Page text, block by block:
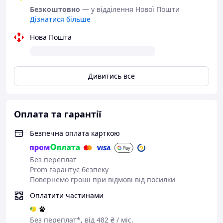
MR05-80x70-REVERSE:
Універсальна орієнтація —
можна вішати вертикально
REVERSE — реверсивний
дизайн подвійного
підсвічування
подвійна система освітлення
Яскраве освітлення — 60 LED
на метр, світловий потік 1950-
2000 Lm/м
Сенсорний перемикач «3 в 1»
— Anti-fog + керування +
димування
Технічні характеристики:
800x700 мм | Орієнтація:
універсальна (вертикальна/
Безкоштовно — у відділення Нової Пошти
Дізнатися більше
Нова Пошта
Дивитись все
Оплата та гарантії
Безпечна оплата карткою
Без переплат
Prom гарантує безпеку
Повернемо гроші при відмові від посилки
Оплатити частинами
Без переплат*, від 482 ₴ / міс.